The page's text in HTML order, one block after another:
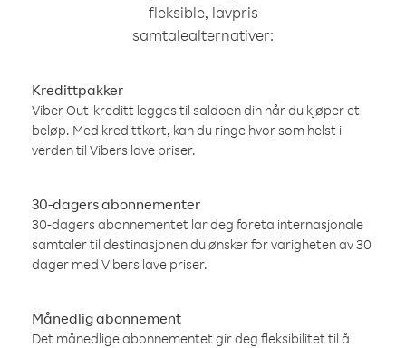
fleksible, lavpris
samtalealternativer:
Kredittpakker
Viber Out-kreditt legges til saldoen din når du kjøper et
beløp. Med kredittkort, kan du ringe hvor som helst i
verden til Vibers lave priser.
30-dagers abonnementer
30-dagers abonnementet lar deg foreta internasjonale
samtaler til destinasjonen du ønsker for varigheten av 30
dager med Vibers lave priser.
Månedlig abonnement
Det månedlige abonnementet gir deg fleksibilitet til å